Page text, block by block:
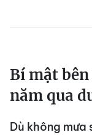
Bí mật
năm qua
Dù không mưa